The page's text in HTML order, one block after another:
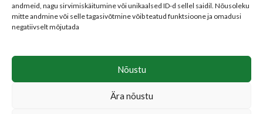
andmeid, nagu sirvimiskäitumine või unikaalsed ID-d sellel saidil. Nõusoleku
mitte andmine või selle tagasivõtmine võib teatud funktsioone ja omadusi
negatiivselt mõjutada
Nõustu
Ära nõustu